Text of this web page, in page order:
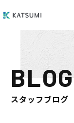
モデルハウス
来場予約
BLOG
スタッフブログ